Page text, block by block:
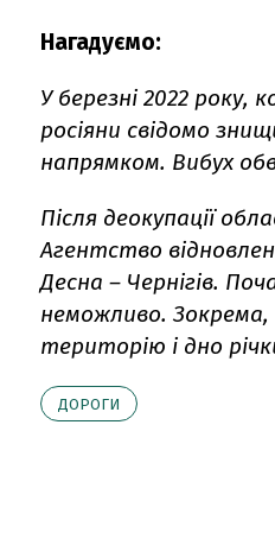
Нагадуємо:
У березні 2022 року,
росіяни свідомо
напрямком. Вибух
Після деокупації
Агентство
Десна – Чернігів.
неможливо. Зокрема,
територію і дно
ДОРОГИ